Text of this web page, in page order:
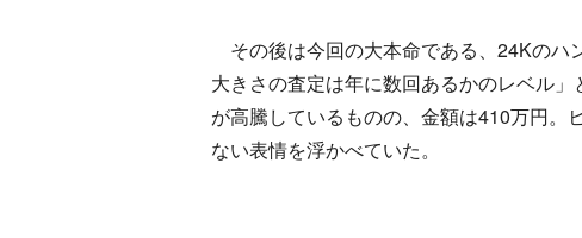
その後は今回の大本命である、24Kのハ
大きさの査定は年に数回あるかのレベル
が高騰しているものの、金額は410万円。
ない表情を浮かべていた。